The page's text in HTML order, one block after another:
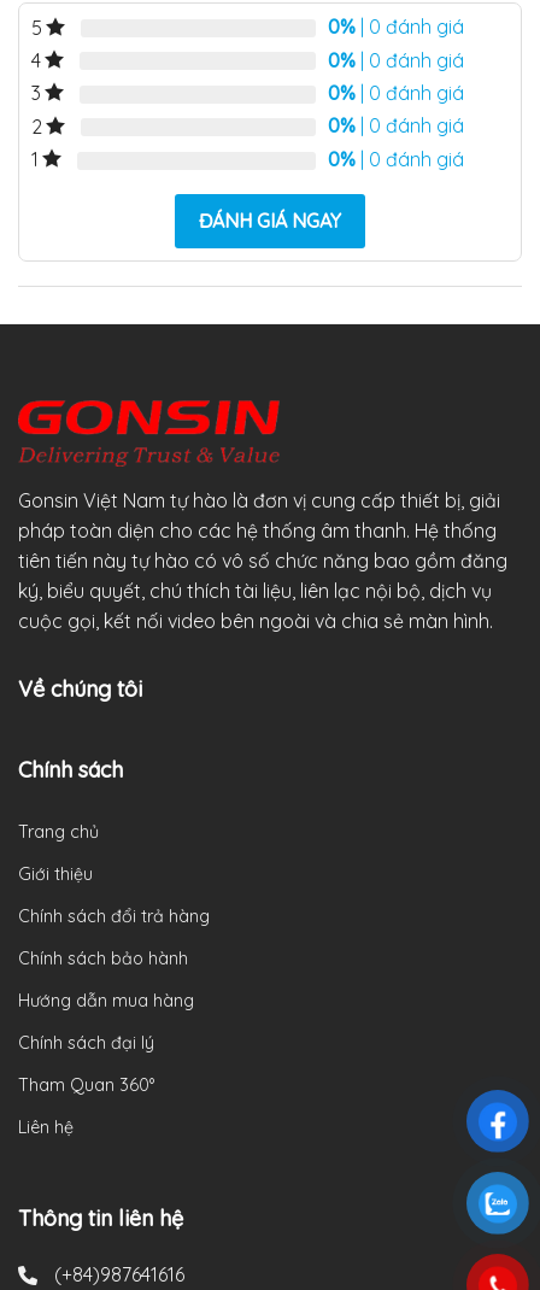
5 0% | 0 đánh giá
4
0% | 0 đánh giá
3
0% | 0 đánh giá
2
0% | 0 đánh giá
1
0% | 0 đánh giá
ĐÁNH GIÁ NGAY
Gonsin Việt Nam tự hào là đơn vị cung cấp thiết bị, giải
pháp toàn diện cho các hệ thống âm thanh. Hệ thống
tiên tiến này tự hào có vô số chức năng bao gồm đăng
ký, biểu quyết, chú thích tài liệu, liên lạc nội bộ, dịch vụ
cuộc gọi, kết nối video bên ngoài và chia sẻ màn hình.
Về chúng tôi
Chính sách
Trang chủ
Giới thiệu
Chính sách đổi trả hàng
Chính sách bảo hành
Hướng dẫn mua hàng
Chính sách đại lý
Tham Quan 360°
Liên hệ
Thông tin liên hệ
(+84)987641616